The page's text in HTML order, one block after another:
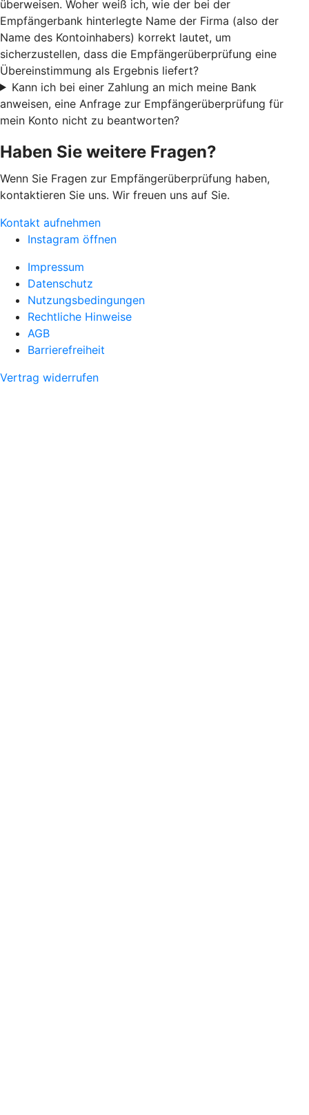
überweisen. Woher weiß ich, wie der bei der
Empfängerbank hinterlegte Name der Firma (also der
Name des Kontoinhabers) korrekt lautet, um
sicherzustellen, dass die Empfängerüberprüfung eine
Übereinstimmung als Ergebnis liefert?
Kann ich bei einer Zahlung an mich meine Bank
anweisen, eine Anfrage zur Empfängerüberprüfung für
mein Konto nicht zu beantworten?
Haben Sie weitere Fragen?
Wenn Sie Fragen zur Empfängerüberprüfung haben,
kontaktieren Sie uns. Wir freuen uns auf Sie.
Kontakt aufnehmen
Instagram öffnen
Impressum
Datenschutz
Nutzungsbedingungen
Rechtliche Hinweise
AGB
Barrierefreiheit
Vertrag widerrufen